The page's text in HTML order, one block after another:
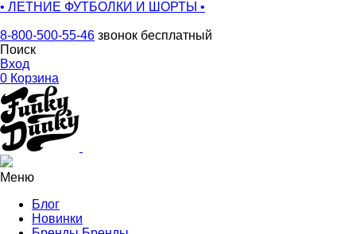
• ЛЕТНИЕ ФУТБОЛКИ И ШОРТЫ •
8-800-500-55-46 звонок бесплатный
Поиск
Вход
0 Корзина
Меню
Блог
Новинки